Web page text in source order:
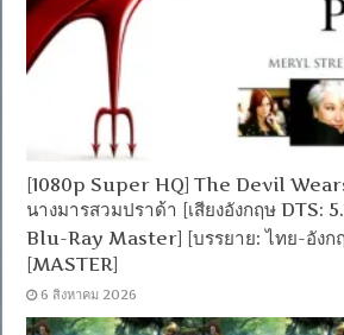
[1080p Super HQ] The Devil
นางมารสวมปราด้า [เสียงอังกฤษ DTS:
Blu-Ray Master] [บรรยาย: ไทย-อัง
[MASTER]
6 สิงหาคม 2026